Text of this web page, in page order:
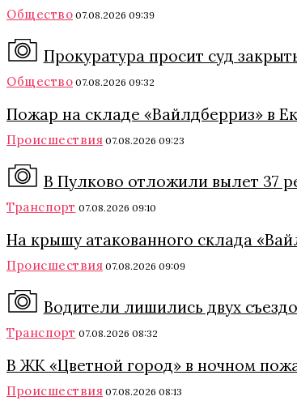
Общество 07.08.2026 09:39
Прокуратура просит суд
Общество 07.08.2026 09:32
Пожар на складе «Вайлдберриз» в
Происшествия 07.08.2026 09:23
В Пулково отложили вылет 37
Транспорт 07.08.2026 09:10
На крышу атакованного склада
Происшествия 07.08.2026 09:09
Водители лишились двух
Транспорт 07.08.2026 08:32
В ЖК «Цветной город» в ночном
Происшествия 07.08.2026 08:13